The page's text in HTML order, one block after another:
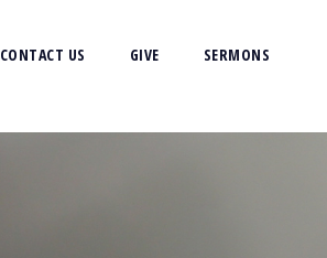
CONTACT US GIVE SERMONS